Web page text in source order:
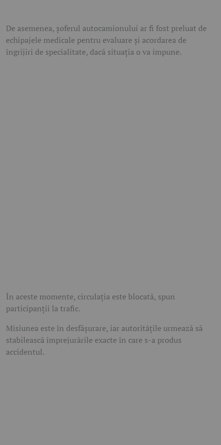
De asemenea, șoferul autocamionului ar fi fost preluat de
echipajele medicale pentru evaluare și acordarea de
îngrijiri de specialitate, dacă situația o va impune.
În aceste momente, circulația este blocată, spun
participanții la trafic.
Misiunea este în desfășurare, iar autoritățile urmează să
stabilească împrejurările exacte în care s-a produs
accidentul.